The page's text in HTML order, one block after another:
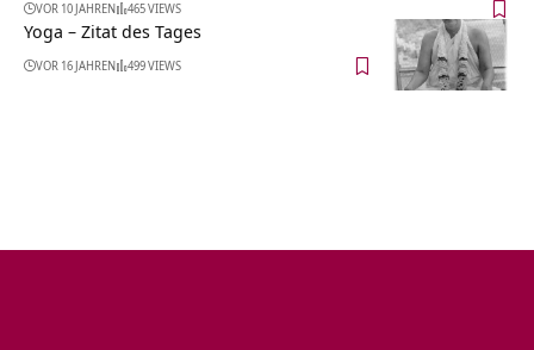
VOR 10 JAHREN 465 VIEWS
Yoga – Zitat des Tages
VOR 16 JAHREN 499 VIEWS